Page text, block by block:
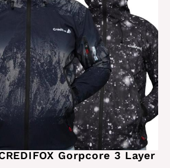
Gorpcore 3 Layer